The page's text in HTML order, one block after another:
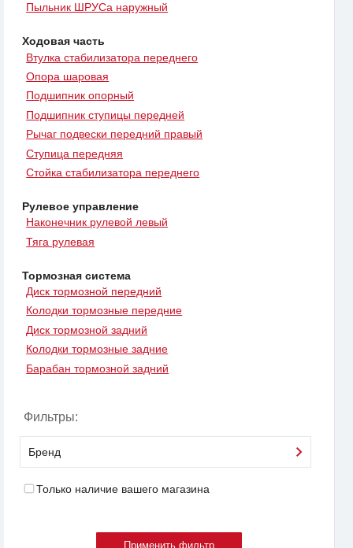
Пыльник ШРУСа наружный
Ходовая часть
Втулка стабилизатора переднего
Опора шаровая
Подшипник опорный
Подшипник ступицы передней
Рычаг подвески передний правый
Ступица передняя
Стойка стабилизатора переднего
Рулевое управление
Наконечник рулевой левый
Тяга рулевая
Тормозная система
Диск тормозной передний
Колодки тормозные передние
Диск тормозной задний
Колодки тормозные задние
Барабан тормозной задний
Фильтры:
Бренд
Только наличие вашего магазина